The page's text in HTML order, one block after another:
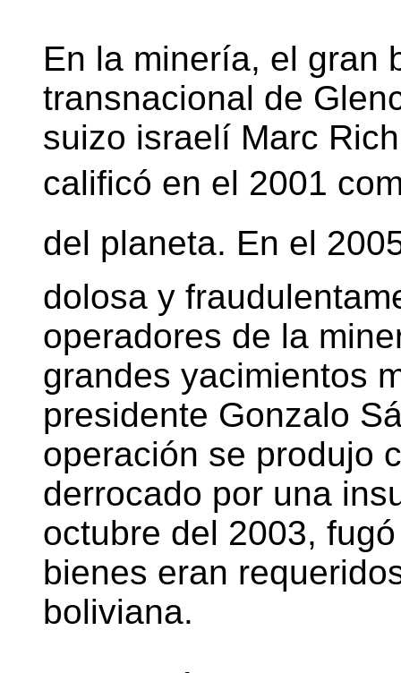
En la minería, el gran
transnacional de
suizo israelí Marc
calificó en el 2001
del planeta. En el
dolosa y
operadores de la
grandes yacimientos
presidente Gonzalo
operación se produjo
derrocado por una
octubre del 2003,
bienes eran
boliviana.